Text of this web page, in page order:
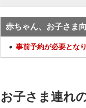
赤ちゃん、お子さま
事前予約が必要とな
お子さま連れ